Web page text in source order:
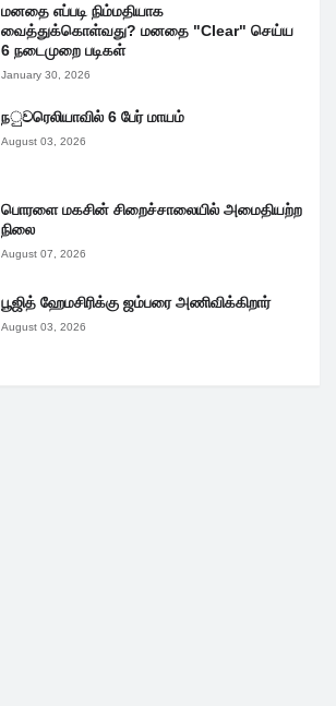
மனதை எப்படி நிம்மதியாக
வைத்துக்கொள்வது? மனதை "Clear" செய்ய
6 நடைமுறை படிகள்
January 30, 2026
நුවரெலியாவில் 6 பேர் மாயம்
August 03, 2026
பொரளை மகசின் சிறைச்சாலையில் அமைதியற்ற
நிலை
August 07, 2026
பூஜித் ஹேமசிரிக்கு ஜம்பரை அணிவிக்கிறார்
August 03, 2026